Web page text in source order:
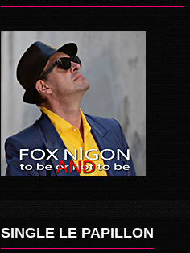
SINGLE LE PAPILLON